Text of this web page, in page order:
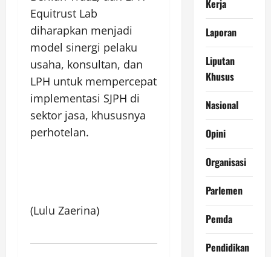
Equitrust Lab
diharapkan menjadi
model sinergi pelaku
usaha, konsultan, dan
LPH untuk mempercepat
implementasi SJPH di
sektor jasa, khususnya
perhotelan.
(Lulu Zaerina)
Kerja
Laporan
Liputan
Khusus
Nasional
Opini
Organisasi
Parlemen
Pemda
Pendidikan